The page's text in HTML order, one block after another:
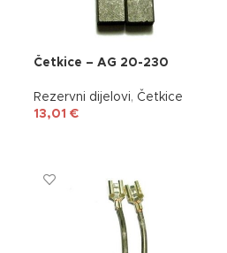
Četkice – AG 20-230
Rezervni dijelovi, Četkice
13,01 €